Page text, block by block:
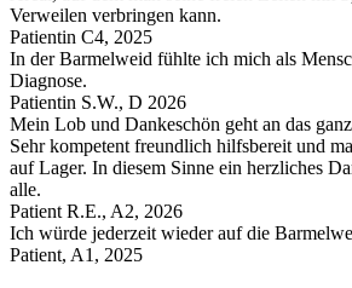
Verweilen verbringen kann.
Patientin C4, 2025
In der Barmelweid fühlte ich mich als
Diagnose.
Patientin S.W., D 2026
Mein Lob und Dankeschön geht an das
Sehr kompetent freundlich hilfsbereit und
auf Lager. In diesem Sinne ein herzliches
alle.
Patient R.E., A2, 2026
Ich würde jederzeit wieder auf die
Patient, A1, 2025